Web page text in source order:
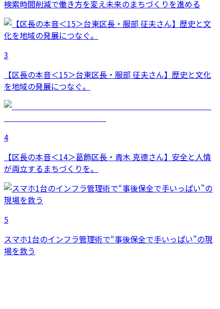
検索時間削減で働き方を変え未来のまちづくりを進める
3
【区長の本音＜15＞台東区長・服部 征夫さん】歴史と文化
を地域の発展につなぐ。
4
【区長の本音＜14＞葛飾区長・青木 克德さん】安全と人情
が両立するまちづくりを。
5
スマホ1台のインフラ管理術で“事後保全で手いっぱい”の現
場を救う